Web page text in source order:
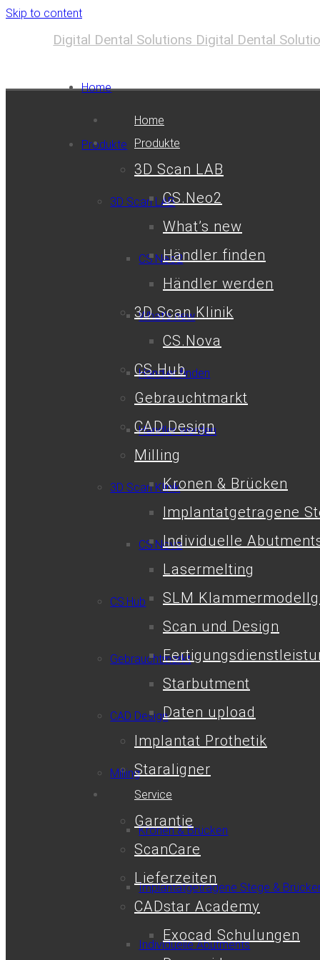
Skip to content
Digital Dental Solutions Digital Dental
Home
Produkte
3D Scan LAB
CS.Neo2
What’s new
Händler finden
Händler werden
3D Scan Klinik
CS.Nova
CS.Hub
Gebrauchtmarkt
CAD Design
Milling
Kronen & Brücken
Implantatgetragene Stege &
Individuelle Abutments
Home
Produkte
3D Scan LAB
CS.Neo2
What’s new
Händler finden
Händler werden
3D Scan Klinik
CS.Nova
CS.Hub
Gebrauchtmarkt
CAD Design
Milling
Kronen & Brücken
Implantatgetragene
Individuelle
Lasermelting
SLM
Scan und Design
Starbutment
Daten upload
Implantat Prothetik
Staraligner
Service
Garantie
ScanCare
Lieferzeiten
CADstar Academy
Exocad Schulungen